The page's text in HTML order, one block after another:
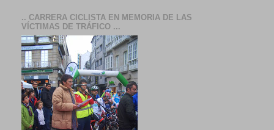
.. CARRERA CICLISTA EN MEMORIA DE LAS
VÍCTIMAS DE TRÁFICO ...